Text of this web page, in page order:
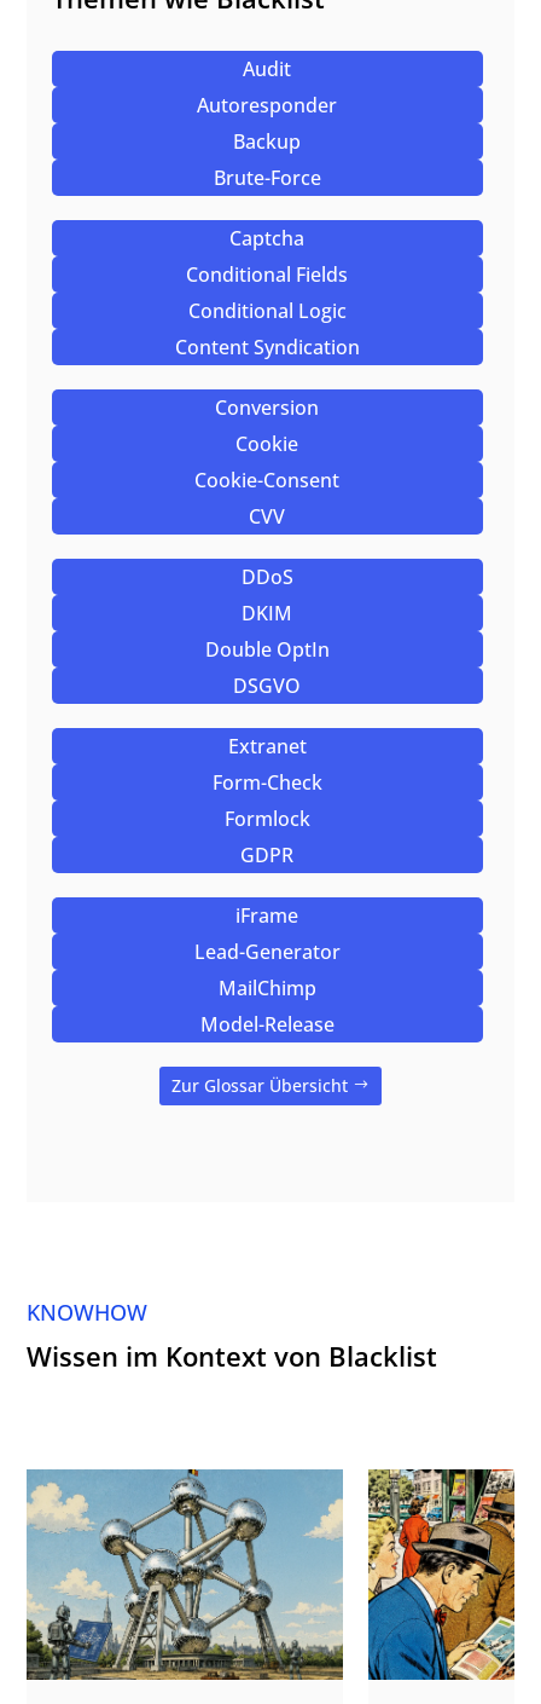
Audit
Autoresponder
Backup
Brute-Force
Captcha
Conditional Fields
Conditional Logic
Content Syndication
Conversion
Cookie
Cookie-Consent
CVV
DDoS
DKIM
Double OptIn
DSGVO
Extranet
Form-Check
Formlock
GDPR
iFrame
Lead-Generator
MailChimp
Model-Release
Zur Glossar Übersicht
KNOWHOW
Wissen im Kontext von Blacklist